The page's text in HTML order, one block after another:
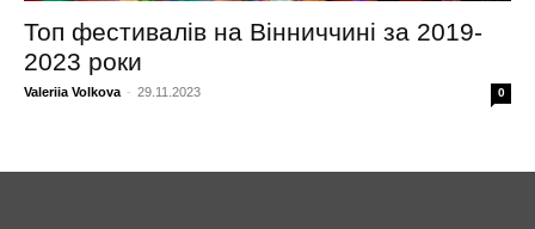
Топ фестивалів на Вінниччині за 2019-
2023 роки
Valeriia Volkova - 29.11.2023 0